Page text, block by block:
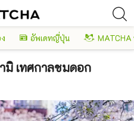
อัพเดทญี่ปุ่น
มิ เทศกาลชมดอก